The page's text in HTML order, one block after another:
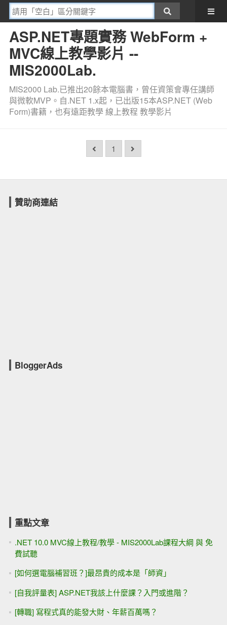
ASP.NET專題實務 WebForm +
MVC線上教學影片 --
MIS2000Lab.
MIS2000 Lab.已推出20餘本電腦書，曾任資策會專任講師
與微軟MVP。自.NET 1.x起，已出版15本ASP.NET (Web
Form)書籍，也有遠距教學 線上教程 教學影片
1
贊助商連結
BloggerAds
重點文章
.NET 10.0 MVC線上教程/教學 - MIS2000Lab課程大綱 與 免
費試聽
[如何選電腦補習班？]最昂貴的成本是「師資」
[自我評量表] ASP.NET我該上什麼課？入門或進階？
[轉職] 寫程式真的能發大財、年薪百萬嗎？